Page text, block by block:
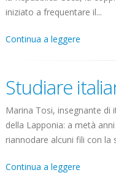
iniziato a frequentare il...
Continua a leggere
Studiare
Marina Tosi, insegnante di
della Lapponia: a metà
riannodare alcuni fili con la
Continua a leggere